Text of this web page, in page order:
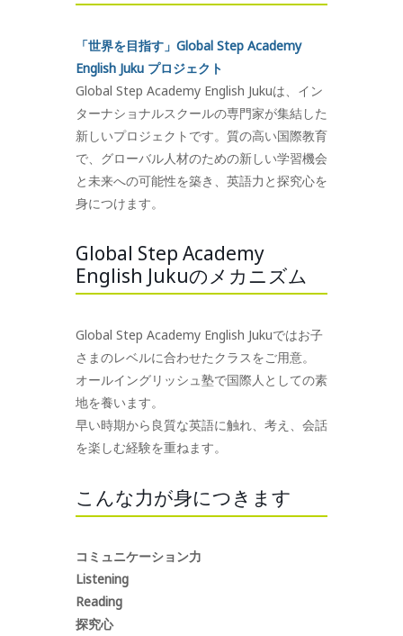
「世界を目指す」Global Step Academy
English Juku プロジェクト
Global Step Academy English Jukuは、イン
ターナショナルスクールの専門家が集結した
新しいプロジェクトです。質の高い国際教育
で、グローバル人材のための新しい学習機会
と未来への可能性を築き、英語力と探究心を
身につけます。
Global Step Academy
English Jukuのメカニズム
Global Step Academy English Jukuではお子
さまのレベルに合わせたクラスをご用意。
オールイングリッシュ塾で国際人としての素
地を養います。
早い時期から良質な英語に触れ、考え、会話
を楽しむ経験を重ねます。
こんな力が身につきます
コミュニケーション力
Listening
Reading
探究心